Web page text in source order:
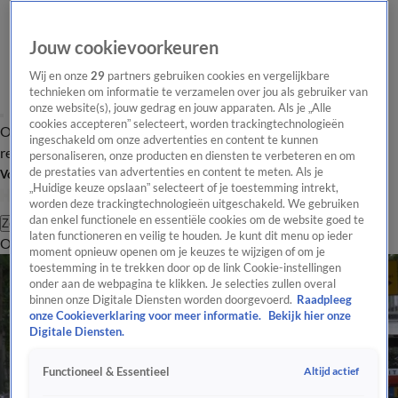
Overzicht Laatste nieuws Regionieuws Het beste van Hart
Tip de
redactie
Volg Hart van Nederland
Zoeken
OverzichtRegioUitzendingenWeerTip de redactiePanelVideo's
Jouw cookievoorkeuren
Wij en onze29 partners gebruiken cookies en vergelijkbare
technieken om informatie te verzamelen over jou als gebruiker van
onze website(s), jouw gedrag en jouw apparaten. Als je „Alle
cookies accepteren” selecteert, worden trackingtechnologieën
ingeschakeld om onze advertenties en content te kunnen
personaliseren, onze producten en diensten te verbeteren en om
de prestaties van advertenties en content te meten. Als je
„Huidige keuze opslaan” selecteert of je toestemming intrekt,
worden deze trackingtechnologieën uitgeschakeld. We gebruiken
dan enkel functionele en essentiële cookies om de website goed te
laten functioneren en veilig te houden. Je kunt dit menu op ieder
moment opnieuw openen om je keuzes te wijzigen of om je
toestemming in te trekken door op de link Cookie-instellingen
onder aan de webpagina te klikken. Je selecties zullen overal
binnen onze Digitale Diensten worden doorgevoerd. Raadpleeg
onze Cookieverklaring voor meer informatie.
Bekijk hier onze
Digitale Diensten.
Functioneel & Essentieel Altijd actief